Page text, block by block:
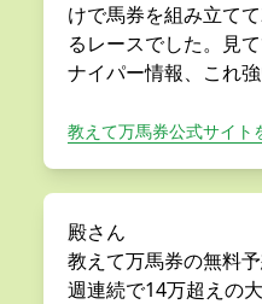
けで馬券を組み立て
るレースでした。見
ナイパー情報、これ強
教えて万馬券公式サイト
殿さん
教えて万馬券の無料
週連続で14万超えの